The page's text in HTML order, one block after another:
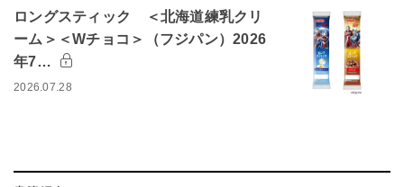
ロングスティック ＜北海道練乳クリ
ーム＞＜Wチョコ＞（フジパン）2026
年7…
2026.07.28